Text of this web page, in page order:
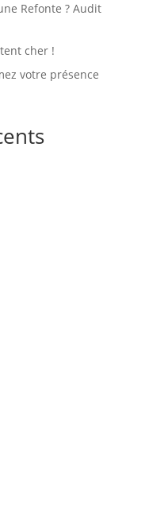
Refonte ? Audit
cher !
votre présence